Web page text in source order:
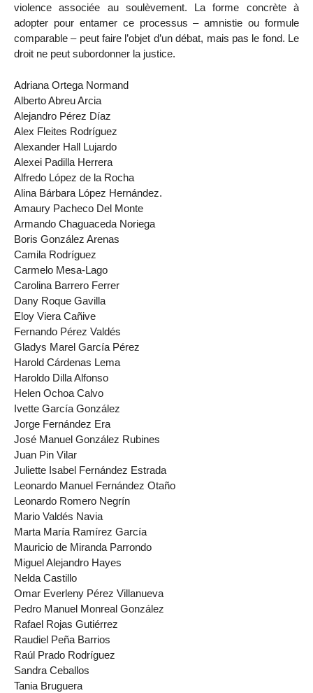
violence associée au soulèvement. La forme concrète à
adopter pour entamer ce processus – amnistie ou formule
comparable – peut faire l’objet d’un débat, mais pas le fond. Le
droit ne peut subordonner la justice.
Adriana Ortega Normand
Alberto Abreu Arcia
Alejandro Pérez Díaz
Alex Fleites Rodríguez
Alexander Hall Lujardo
Alexei Padilla Herrera
Alfredo López de la Rocha
Alina Bárbara López Hernández.
Amaury Pacheco Del Monte
Armando Chaguaceda Noriega
Boris González Arenas
Camila Rodríguez
Carmelo Mesa-Lago
Carolina Barrero Ferrer
Dany Roque Gavilla
Eloy Viera Cañive
Fernando Pérez Valdés
Gladys Marel García Pérez
Harold Cárdenas Lema
Haroldo Dilla Alfonso
Helen Ochoa Calvo
Ivette García González
Jorge Fernández Era
José Manuel González Rubines
Juan Pin Vilar
Juliette Isabel Fernández Estrada
Leonardo Manuel Fernández Otaño
Leonardo Romero Negrín
Mario Valdés Navia
Marta María Ramírez García
Mauricio de Miranda Parrondo
Miguel Alejandro Hayes
Nelda Castillo
Omar Everleny Pérez Villanueva
Pedro Manuel Monreal González
Rafael Rojas Gutiérrez
Raudiel Peña Barrios
Raúl Prado Rodríguez
Sandra Ceballos
Tania Bruguera